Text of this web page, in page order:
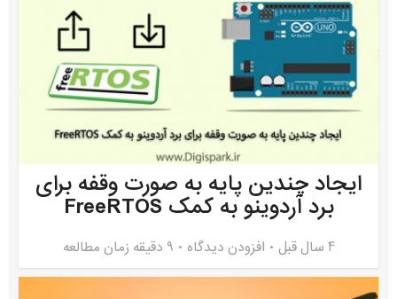
ایجاد چندین پایه به صورت وقفه برای
برد آردوینو به کمک FreeRTOS
4 سال قبل افزودن دیدگاه 9 دقیقه زمان مطالعه